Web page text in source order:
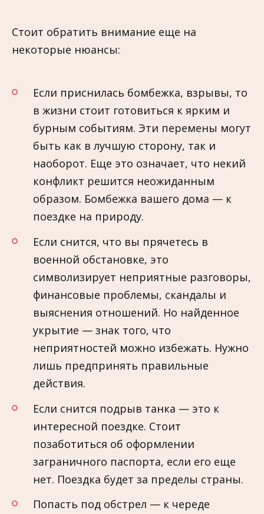
Стоит обратить внимание еще на
некоторые нюансы:
Если приснилась бомбeжка, взрывы, то
в жизни стоит готовиться к ярким и
бурным событиям. Эти перемены могут
быть как в лучшую сторону, так и
наоборот. Ещe это означает, что некий
конфликт решится неожиданным
образом. Бомбeжка вашего дома — к
поездке на природу.
Если снится, что вы прячетесь в
военной обстановке, это
символизирует неприятные разговоры,
финансовые проблемы, скандалы и
выяснения отношений. Но найденное
укрытие — знак того, что
неприятностей можно избежать. Нужно
лишь предпринять правильные
действия.
Если снится подрыв танка — это к
интересной поездке. Стоит
позаботиться об оформлении
заграничного паспорта, если его ещe
нет. Поездка будет за пределы страны.
Попасть под обстрел — к череде